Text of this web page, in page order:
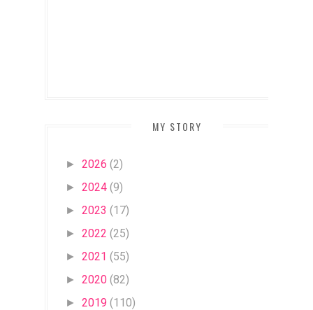
MY STORY
► 2026 (2)
► 2024 (9)
► 2023 (17)
► 2022 (25)
► 2021 (55)
► 2020 (82)
► 2019 (110)